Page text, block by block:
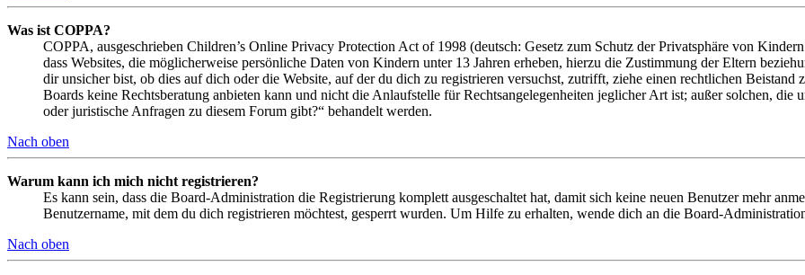
Was ist COPPA?
COPPA, ausgeschrieben Children’s Online Privacy Protection Act of 1998 (deutsch: Gesetz zum Schutz der Privatsphäre von
dass Websites, die möglicherweise persönliche Daten von Kindern unter 13 Jahren erheben, hierzu die Zustimmung der Eltern
dir unsicher bist, ob dies auf dich oder die Website, auf der du dich zu registrieren versuchst, zutrifft, ziehe einen rechtlichen
Boards keine Rechtsberatung anbieten kann und nicht die Anlaufstelle für Rechtsangelegenheiten jeglicher Art ist; außer solchen,
oder juristische Anfragen zu diesem Forum gibt?“ behandelt werden.
Nach oben
Warum kann ich mich nicht registrieren?
Es kann sein, dass die Board-Administration die Registrierung komplett ausgeschaltet hat, damit sich keine neuen Benutzer mehr
Benutzername, mit dem du dich registrieren möchtest, gesperrt wurden. Um Hilfe zu erhalten, wende dich an die Board-
Nach oben